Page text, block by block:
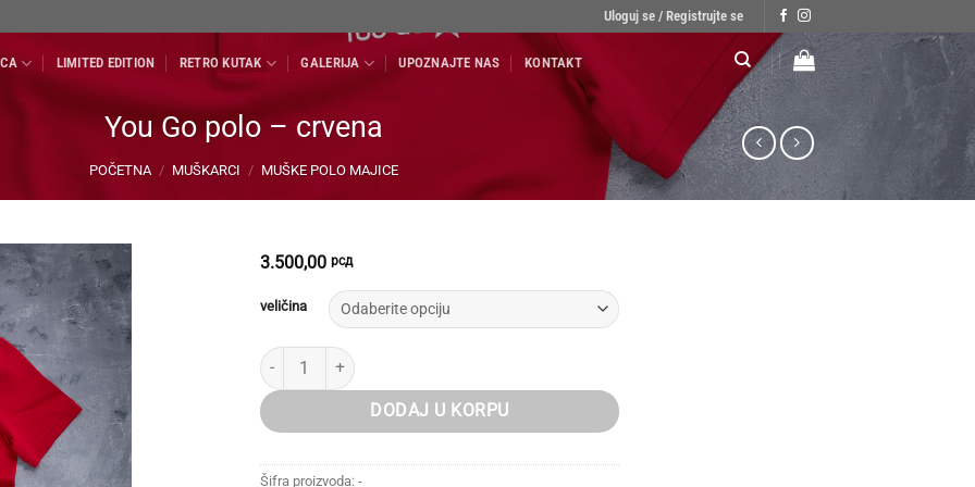
Uloguj se / Registrujte se
LIMITED EDITION RETRO KUTAK GALERIJA UPOZNAJTE NAS KONTAKT
You Go polo – crvena
POČETNA / MUŠKARCI / MUŠKE POLO MAJICE
3.500,00 рсд
veličina
You Go polo - crvena količina
DODAJ U KORPU
Šifra proizvoda: -